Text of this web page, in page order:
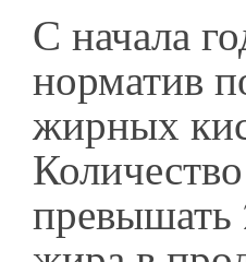
С начала
норматив
жирных
превышать